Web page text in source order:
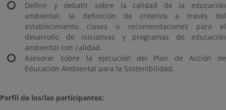
Definir y debatir sobre la calidad de la educación
ambiental, la definición de criterios a través del
establecimiento claves o recomendaciones para el
desarrollo de iniciativas y programas de educación
ambiental con calidad.
Asesorar sobre la ejecución del Plan de Acción de
Educación Ambiental para la Sostenibilidad.
Perfil de los/las participantes: